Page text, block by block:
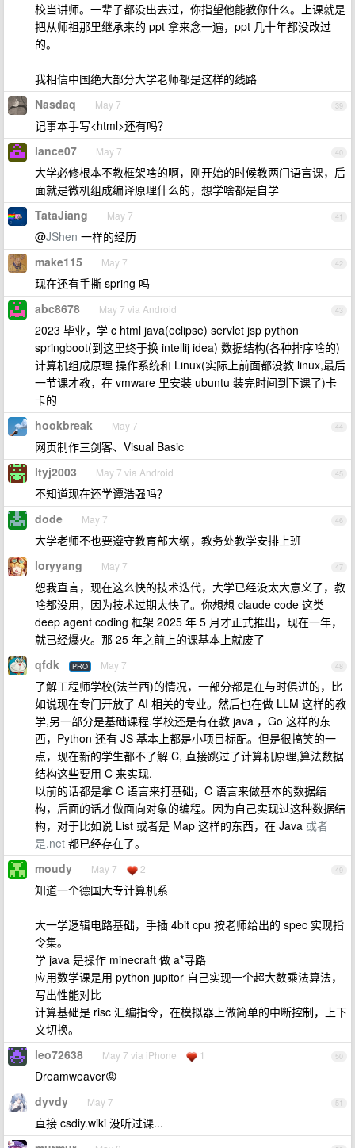
校当讲师。一辈子都没出去过，你指望他能教你什么。上课就是
把从师祖那里继承来的 ppt 拿来念一遍，ppt 几十年都没改过
的。
我相信中国绝大部分大学老师都是这样的线路
39
Nasdaq May 7
记事本手写<html>还有吗？
40
lance07 May 7
大学必修根本不教框架啥的啊，刚开始的时候教两门语言课，后
面就是微机组成编译原理什么的，想学啥都是自学
41
TataJiang May 7
@JShen 一样的经历
42
make115 May 7
现在还有手撕 spring 吗
43
abc8678 May 7 via Android
2023 毕业，学 c html java(eclipse) servlet jsp python
springboot(到这里终于换 intellij idea) 数据结构(各种排序啥的)
计算机组成原理 操作系统和 Linux(实际上前面都没教 linux,最后
一节课才教，在 vmware 里安装 ubuntu 装完时间到下课了)卡
卡的
44
hookbreak May 7
网页制作三剑客、Visual Basic
45
ltyj2003 May 7 via Android
不知道现在还学谭浩强吗？
46
dode May 7
大学老师不也要遵守教育部大纲，教务处教学安排上班
47
loryyang May 7
恕我直言，现在这么快的技术迭代，大学已经没太大意义了，教
啥都没用，因为技术过期太快了。你想想 claude code 这类
deep agent coding 框架 2025 年 5 月才正式推出，现在一年，
就已经爆火。那 25 年之前上的课基本上就废了
48
qfdk PRO May 7
了解工程师学校(法兰西)的情况，一部分都是在与时俱进的，比
如说现在专门开放了 AI 相关的专业。然后也在做 LLM 这样的教
学,另一部分是基础课程.学校还是有在教 java ，Go 这样的东
西，Python 还有 JS 基本上都是小项目标配。但是很搞笑的一
点，现在新的学生都不了解 C, 直接跳过了计算机原理,算法数据
结构这些要用 C 来实现.
以前的话都是拿 C 语言来打基础，C 语言来做基本的数据结
构，后面的话才做面向对象的编程。因为自己实现过这种数据结
构，对于比如说 List 或者是 Map 这样的东西，在 Java 或者
是.net 都已经存在了。
49
moudy May 7 2
知道一个德国大专计算机系
大一学逻辑电路基础，手插 4bit cpu 按老师给出的 spec 实现指
令集。
学 java 是操作 minecraft 做 a*寻路
应用数学课是用 python jupitor 自己实现一个超大数乘法算法，
写出性能对比
计算基础是 risc 汇编指令，在模拟器上做简单的中断控制，上下
文切换。
50
leo72638 May 7 via iPhone 1
Dreamweaver😡
51
dyvdy May 7
直接 csdiy.wiki 没听过课...